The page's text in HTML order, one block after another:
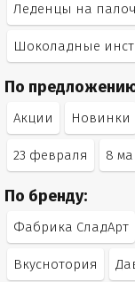
Леденцы на
Шоколадные
По
Акции Новинки
23 февраля 8
По бренду:
Фабрика СладАрт
Вкуснотория